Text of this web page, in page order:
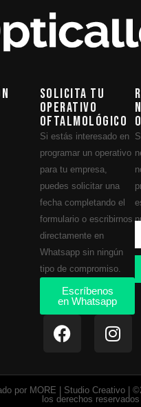
Solicita tu
operativo
oftalmológico
Si estás interesado en
programar un operativo
para tu empresa,
puedes solicitar una
fecha completando el
formulario o escribirnos
directamente en
Whatsapp sin ningún
tipo de compromiso.
Escríbenos
en Whatsapp
por MORE | Studio Creativo |
los derechos reservados